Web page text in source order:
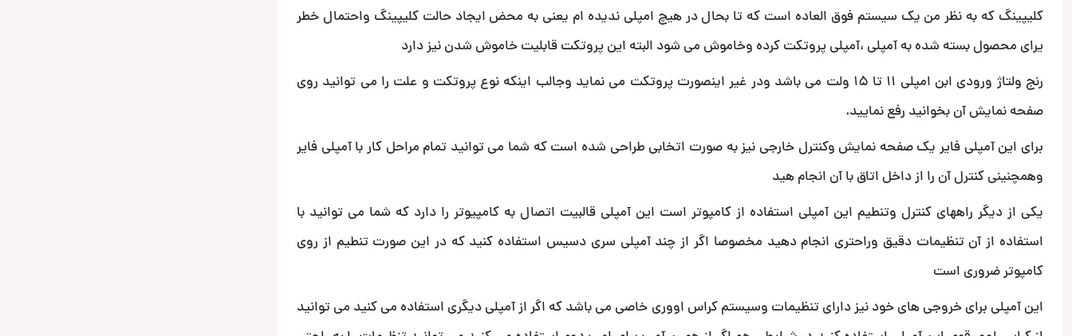
کلیپینگ که به نظر من یک سیستم فوق العاده است که تا بحال در هیچ امپلی ندیده ام یعنی به محض ایجاد حالت کلیپینگ واحتمال خطر
یرای محصول بسته شده به آمپلی ،آمپلی پروتکت کرده وخاموش می شود البته این پروتکت قابلیت خاموش شدن نیز دارد
رنج ولتاژ ورودی ابن امپلی 11 تا 15 ولت می باشد ودر غیر اینصورت پروتکت می نماید وجالب اینکه نوع پروتکت و علت را می توانید روی
صفحه نمایش آن بخوانید رفع نمایید.
برای این آمپلی فایر یک صفحه نمایش وکنترل خارجی نیز به صورت اتخابی طراحی شده است که شما می توانید تمام مراحل کار با آمپلی فایر
وهمچنینی کنترل آن را از داخل اتاق با آن انجام هید
یکی از دیگر راههای کنترل وتنطیم این آمپلی استفاده از کامپوتر است این آمپلی قالبیت اتصال به کامپیوتر را دارد که شما می توانید با
استفاده از آن تنظیمات دقیق وراحتری انجام دهید مخصوصا اگر از چند آمپلی سری دسیس استفاده کنید که در این صورت تنطیم از روی
کامپوتر ضروری است
این آمپلی برای خروجی های خود نیز دارای تنظیمات وسیستم کراس اووری خاصی می باشد که اگر از آمپلی دیگری استفاده می کنید می توانید